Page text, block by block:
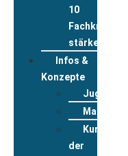
10
Fachkräfte
stärken
Infos &
Konzepte
der